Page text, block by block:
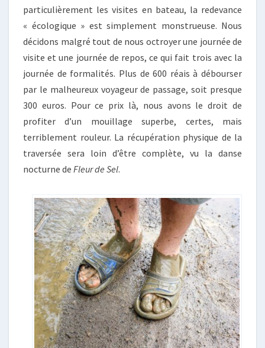
particulièrement les visites en bateau, la redevance
« écologique » est simplement monstrueuse. Nous
décidons malgré tout de nous octroyer une journée de
visite et une journée de repos, ce qui fait trois avec la
journée de formalités. Plus de 600 réais à débourser
par le malheureux voyageur de passage, soit presque
300 euros. Pour ce prix là, nous avons le droit de
profiter d’un mouillage superbe, certes, mais
terriblement rouleur. La récupération physique de la
traversée sera loin d’être complète, vu la danse
nocturne de Fleur de Sel.